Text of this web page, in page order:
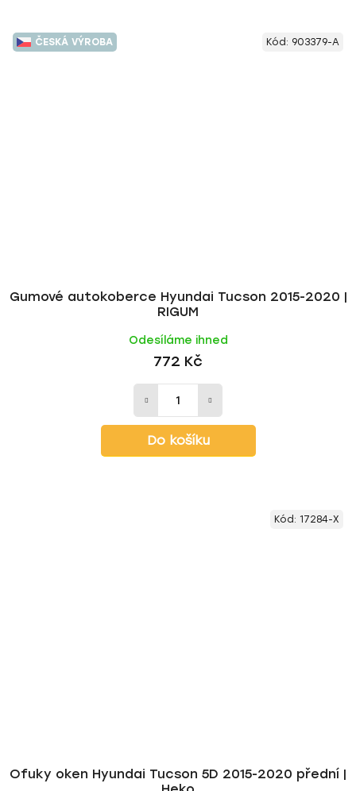
ČESKÁ VÝROBA
Gumové autokoberce Hyundai Tucson 2015-2020 |
RIGUM
Odesíláme ihned
772 Kč
Do košíku
Kód: 903379-A
Ofuky oken Hyundai Tucson 5D 2015-2020 přední |
Kód: 17284-X